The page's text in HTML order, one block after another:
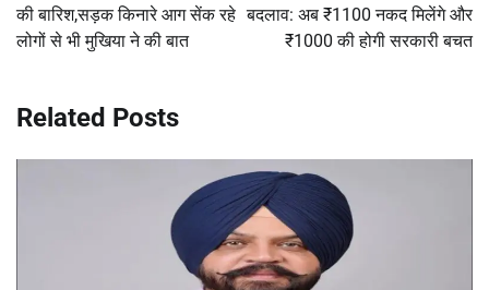
की बारिश,सड़क किनारे आग सेंक रहे
लोगों से भी मुखिया ने की बात
बदलाव: अब ₹1100 नकद मिलेंगे और
₹1000 की होगी सरकारी बचत
Related Posts